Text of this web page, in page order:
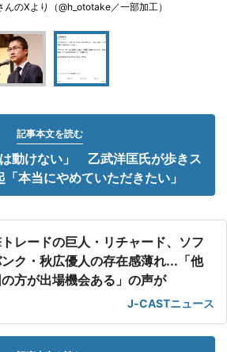
んのXより（@h_ototake／一部加工）
記事本文を読む
動けない」 乙武洋匡氏が歩きス
本当にやめていただきたい」
レードの巨人・リチャード、ソフ
ンク・秋広優人の存在感薄れ...「他
方が出場機会ある」の声が
J-CASTニュース